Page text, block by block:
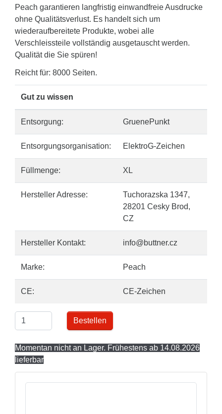
Peach garantieren langfristig einwandfreie Ausdrucke
ohne Qualitätsverlust. Es handelt sich um
wiederaufbereitete Produkte, wobei alle
Verschleissteile vollständig ausgetauscht werden.
Qualität die Sie spüren!
Reicht für: 8000 Seiten.
Gut zu wissen
Entsorgung: GruenePunkt
Entsorgungsorganisation: ElektroG-Zeichen
Füllmenge: XL
Hersteller Adresse:
Tuchorazska 1347,
28201 Cesky Brod,
CZ
Hersteller Kontakt: info@buttner.cz
Marke: Peach
CE: CE-Zeichen
Bestellen
Momentan nicht an Lager. Frühestens ab 14.08.2026
lieferbar